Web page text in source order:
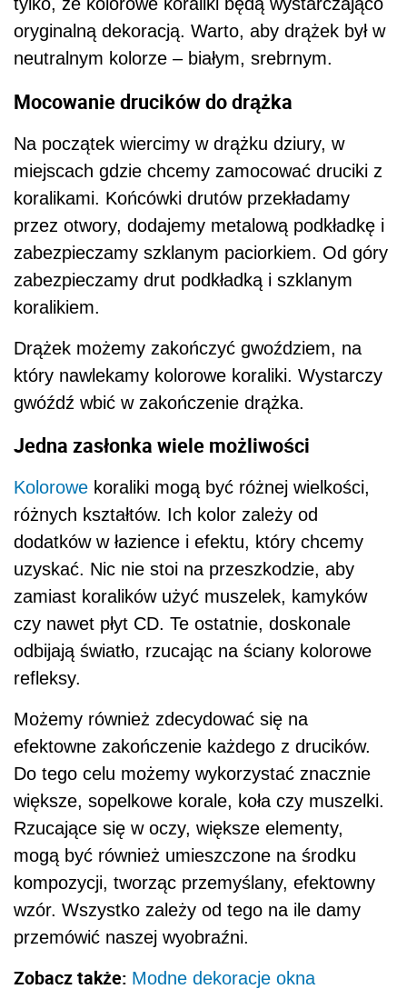
oryginalną dekoracją. Warto, aby drążek był w
neutralnym kolorze – białym, srebrnym.
Mocowanie drucików do drążka
Na początek wiercimy w drążku dziury, w
miejscach gdzie chcemy zamocować druciki z
koralikami. Końcówki drutów przekładamy
przez otwory, dodajemy metalową podkładkę i
zabezpieczamy szklanym paciorkiem. Od góry
zabezpieczamy drut podkładką i szklanym
koralikiem.
Drążek możemy zakończyć gwoździem, na
który nawlekamy kolorowe koraliki. Wystarczy
gwóźdź wbić w zakończenie drążka.
Jedna zasłonka wiele możliwości
Kolorowe koraliki mogą być różnej wielkości,
różnych kształtów. Ich kolor zależy od
dodatków w łazience i efektu, który chcemy
uzyskać. Nic nie stoi na przeszkodzie, aby
zamiast koralików użyć muszelek, kamyków
czy nawet płyt CD. Te ostatnie, doskonale
odbijają światło, rzucając na ściany kolorowe
refleksy.
Możemy również zdecydować się na
efektowne zakończenie każdego z drucików.
Do tego celu możemy wykorzystać znacznie
większe, sopelkowe korale, koła czy muszelki.
Rzucające się w oczy, większe elementy,
mogą być również umieszczone na środku
kompozycji, tworząc przemyślany, efektowny
wzór. Wszystko zależy od tego na ile damy
przemówić naszej wyobraźni.
Zobacz także: Modne dekoracje okna